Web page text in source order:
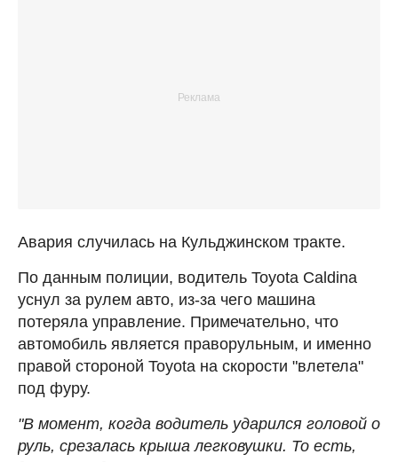
Авария случилась на Кульджинском тракте.
По данным полиции, водитель Toyota Caldina
уснул за рулем авто, из-за чего машина
потеряла управление. Примечательно, что
автомобиль является праворульным, и именно
правой стороной Toyota на скорости "влетела"
под фуру.
"В момент, когда водитель ударился головой о
руль, срезалась крыша легковушки. То есть,